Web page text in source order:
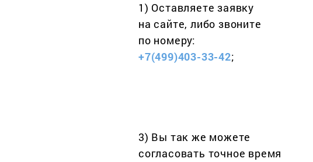
1) Оставляете заявку
на сайте, либо звоните
по номеру:
+7(499)403-33-42;
3) Вы так же можете
согласовать точное время